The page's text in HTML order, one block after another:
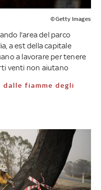
©Getty Images
l'area del parco
a est della capitale
a lavorare per tenere
venti non aiutano